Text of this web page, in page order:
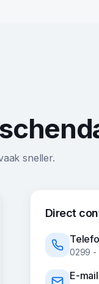
sneller.
Direct
0299 -
E-mail